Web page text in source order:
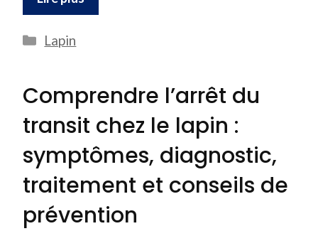
Catégories
Lapin
Comprendre l’arrêt du
transit chez le lapin :
symptômes, diagnostic,
traitement et conseils de
prévention